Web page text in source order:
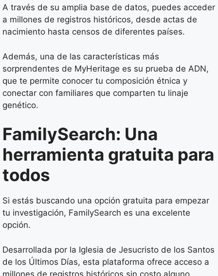
A través de su amplia base de datos, puedes acceder
a millones de registros históricos, desde actas de
nacimiento hasta censos de diferentes países.
Además, una de las características más
sorprendentes de MyHeritage es su prueba de ADN,
que te permite conocer tu composición étnica y
conectar con familiares que comparten tu linaje
genético.
FamilySearch: Una
herramienta gratuita para
todos
Si estás buscando una opción gratuita para empezar
tu investigación, FamilySearch es una excelente
opción.
Desarrollada por la Iglesia de Jesucristo de los Santos
de los Últimos Días, esta plataforma ofrece acceso a
millones de registros históricos sin costo alguno.